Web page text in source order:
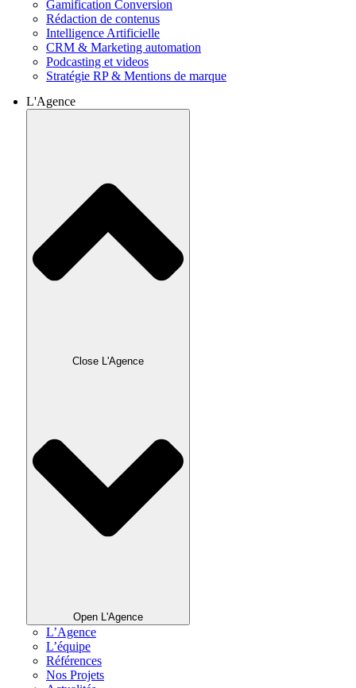
Gamification Conversion
Rédaction de contenus
Intelligence Artificielle
CRM & Marketing automation
Podcasting et videos
Stratégie RP & Mentions de marque
L'Agence
Close L'Agence
Open L'Agence
L’Agence
L’équipe
Références
Nos Projets